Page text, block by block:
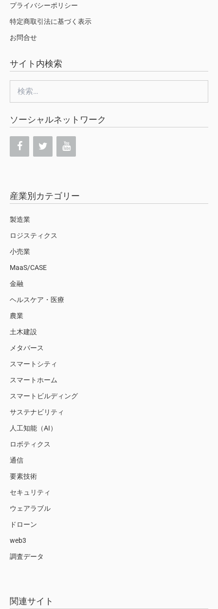
プライバシーポリシー
特定商取引法に基づく表示
お問合せ
サイト内検索
索:
ソーシャルネットワーク
産業別カテゴリー
製造業
ロジスティクス
小売業
MaaS/CASE
金融
ヘルスケア・医療
農業
土木建設
メタバース
スマートシティ
スマートホーム
スマートビルディング
サステナビリティ
人工知能（AI）
ロボティクス
通信
要素技術
セキュリティ
ウェアラブル
ドローン
web3
調査データ
関連サイト